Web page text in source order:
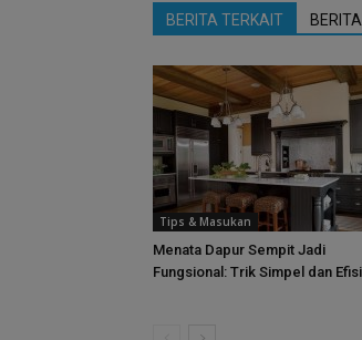
BERITA TERKAIT
Tips & Masukan
Menata Dapur Sempit Jadi
Fungsional: Trik Simpel dan